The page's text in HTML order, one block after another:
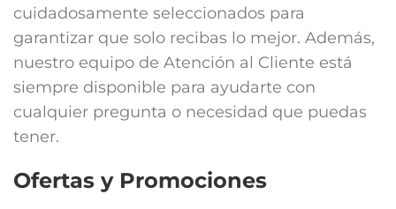
cuidadosamente seleccionados para
garantizar que solo recibas lo mejor. Además,
nuestro equipo de Atención al Cliente está
siempre disponible para ayudarte con
cualquier pregunta o necesidad que puedas
tener.
Ofertas y Promociones